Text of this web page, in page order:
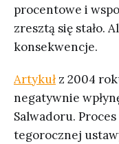
procentowe i
zresztą się stało.
konsekwencje.
Artykułz 2004
negatywnie
Salwadoru.
tegorocznej